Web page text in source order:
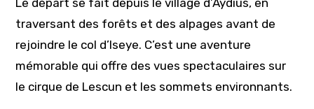
Le départ se fait depuis le village d’Aydius, en
traversant des forêts et des alpages avant de
rejoindre le col d’Iseye. C’est une aventure
mémorable qui offre des vues spectaculaires sur
le cirque de Lescun et les sommets environnants.